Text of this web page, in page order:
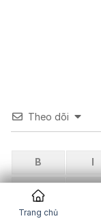
Theo dõi
Trang chủ